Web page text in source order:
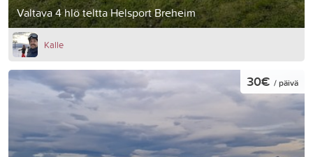
Valtava 4 hlö teltta Helsport Breheim
Kalle
30€ / päivä